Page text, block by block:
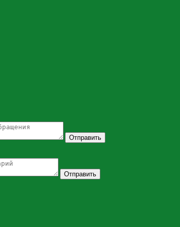
Отправить
Отправить